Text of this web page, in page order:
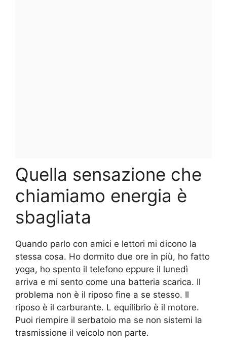
Quella sensazione che
chiamiamo energia è
sbagliata
Quando parlo con amici e lettori mi dicono la
stessa cosa. Ho dormito due ore in più, ho fatto
yoga, ho spento il telefono eppure il lunedì
arriva e mi sento come una batteria scarica. Il
problema non è il riposo fine a se stesso. Il
riposo è il carburante. L equilibrio è il motore.
Puoi riempire il serbatoio ma se non sistemi la
trasmissione il veicolo non parte.